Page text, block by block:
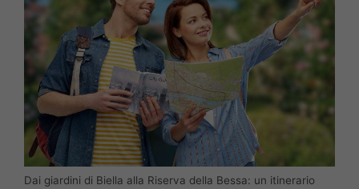
Dai giardini di Biella alla Riserva della Bessa: un itinerario